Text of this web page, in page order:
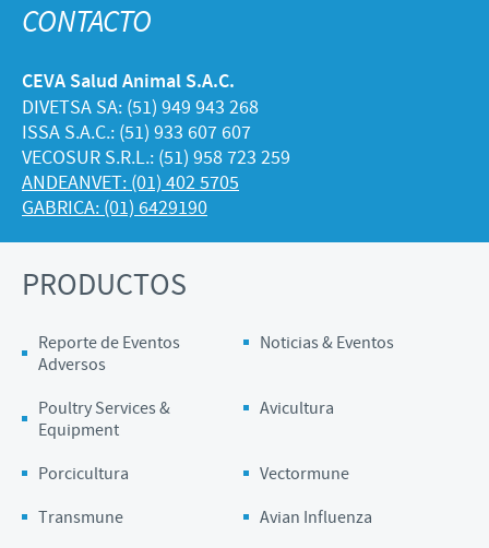
CONTACTO
CEVA Salud Animal S.A.C.
DIVETSA SA: (51) 949 943 268
ISSA S.A.C.: (51) 933 607 607
VECOSUR S.R.L.: (51) 958 723 259
ANDEANVET: (01) 402 5705
GABRICA: (01) 6429190
PRODUCTOS
Reporte de Eventos
Adversos
Noticias & Eventos
Poultry Services &
Equipment
Avicultura
Porcicultura
Vectormune
Transmune
Avian Influenza